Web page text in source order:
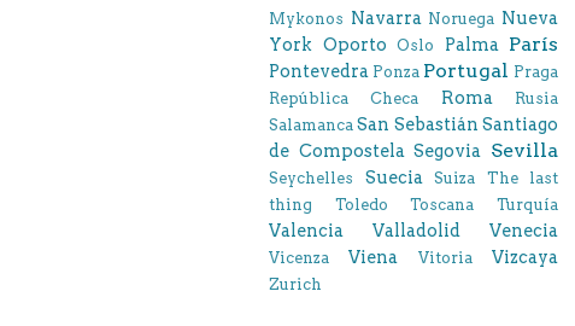
Mykonos Navarra Noruega Nueva
York Oporto Oslo Palma París
Pontevedra Ponza Portugal Praga
República Checa
Roma
Rusia
Salamanca San Sebastián Santiago
de Compostela Segovia Sevilla
Seychelles Suecia Suiza
The last
thing
Toledo Toscana Turquía
Valencia Valladolid Venecia
Vicenza Viena Vitoria Vizcaya
Zurich